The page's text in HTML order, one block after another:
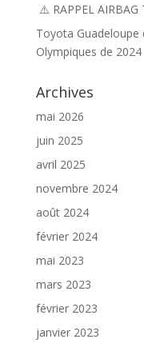
⚠️ RAPPEL
Toyota Guadeloupe
Olympiques de 2024
Archives
mai 2026
juin 2025
avril 2025
novembre 2024
août 2024
février 2024
mai 2023
mars 2023
février 2023
janvier 2023